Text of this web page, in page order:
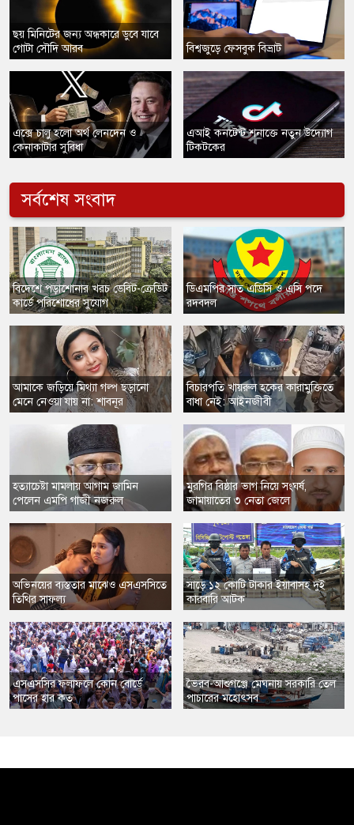
ছয় মিনিটের জন্য অন্ধকারে ডুবে যাবে
গোটা সৌদি আরব
​এক্সে চালু হলো অর্থ লেনদেন ও
কেনাকাটার সুবিধা
বিশ্বজুড়ে ফেসবুক বিভ্রাট
​এআই কনটেন্ট শনাক্তে নতুন উদ্যোগ
টিকটকের
সর্বশেষ সংবাদ
​বিদেশে পড়াশোনার খরচ ডেবিট-ক্রেডিট
কার্ডে পরিশোধের সুযোগ
​আমাকে জড়িয়ে মিথ্যা গল্প ছড়ানো
মেনে নেওয়া যায় না: শাবনূর
হত্যাচেষ্টা মামলায় আগাম জামিন
পেলেন এমপি গাজী নজরুল
​অভিনয়ের ব্যস্ততার মাঝেও এসএসসিতে
তিথির সাফল্য
এসএসসির ফলাফলে কোন বোর্ডে
পাসের হার কত
​ডিএমপির সাত এডিসি ও এসি পদে
রদবদল
বিচারপতি খায়রুল হকের কারামুক্তিতে
বাধা নেই: আইনজীবী
মুরগির বিষ্ঠার ভাগ নিয়ে সংঘর্ষ,
জামায়াতের ৩ নেতা জেলে
​সাড়ে ১২ কোটি টাকার ইয়াবাসহ দুই
কারবারি আটক
​ভৈরব-আশুগঞ্জে মেঘনায় সরকারি তেল
পাচারের মহোৎসব